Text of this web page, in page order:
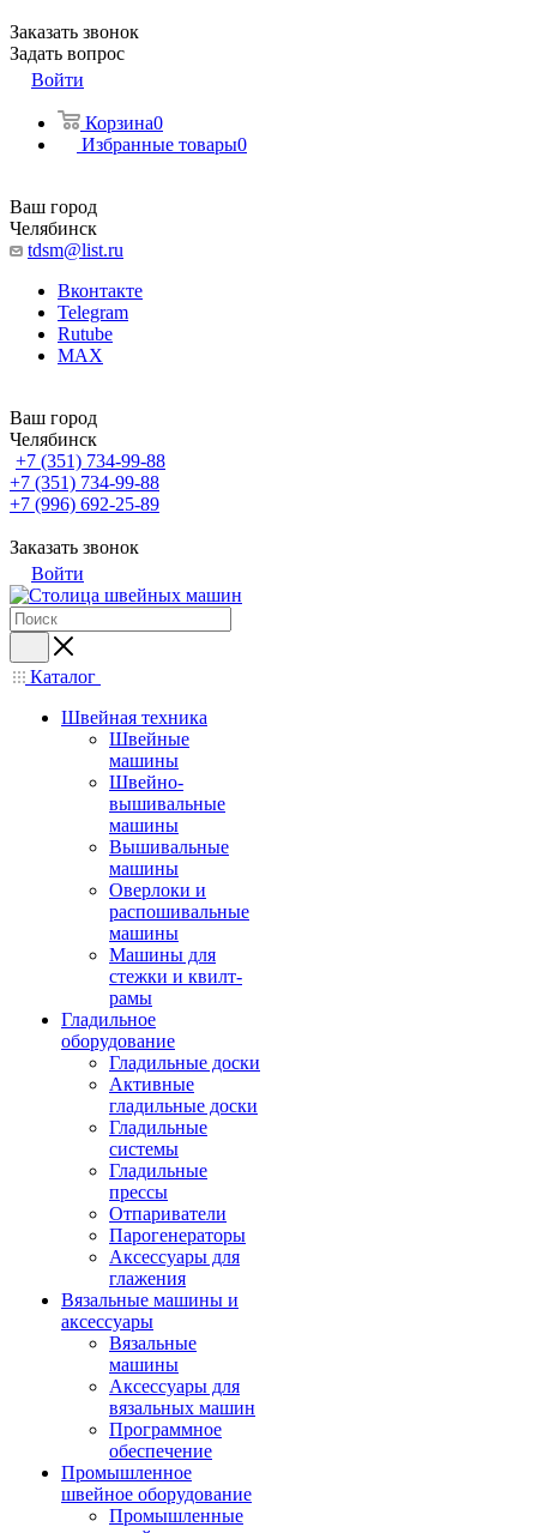
Заказать звонок
Задать вопрос
Войти
Корзина0
Избранные товары0
Ваш город
Челябинск
tdsm@list.ru
Вконтакте
Telegram
Rutube
MAX
Ваш город
Челябинск
+7 (351) 734-99-88
+7 (351) 734-99-88
+7 (996) 692-25-89
Заказать звонок
Войти
Каталог
Швейная техника
Швейные
машины
Швейно-
вышивальные
машины
Вышивальные
машины
Оверлоки и
распошивальные
машины
Машины для
стежки и квилт-
рамы
Гладильное
оборудование
Гладильные доски
Активные
гладильные доски
Гладильные
системы
Гладильные
прессы
Отпариватели
Парогенераторы
Аксессуары для
глажения
Вязальные машины и
аксессуары
Вязальные
машины
Аксессуары для
вязальных машин
Программное
обеспечение
Промышленное
швейное оборудование
Промышленные